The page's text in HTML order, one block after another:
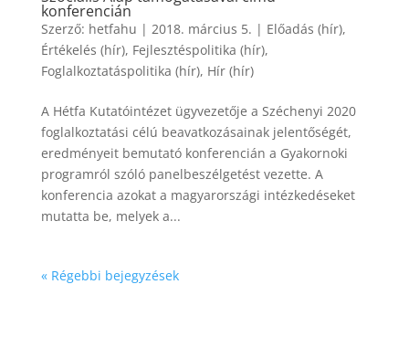
konferencián
Szerző: hetfahu | 2018. március 5. | Előadás (hír),
Értékelés (hír), Fejlesztéspolitika (hír),
Foglalkoztatáspolitika (hír), Hír (hír)
A Hétfa Kutatóintézet ügyvezetője a Széchenyi 2020
foglalkoztatási célú beavatkozásainak jelentőségét,
eredményeit bemutató konferencián a Gyakornoki
programról szóló panelbeszélgetést vezette. A
konferencia azokat a magyarországi intézkedéseket
mutatta be, melyek a...
« Régebbi bejegyzések